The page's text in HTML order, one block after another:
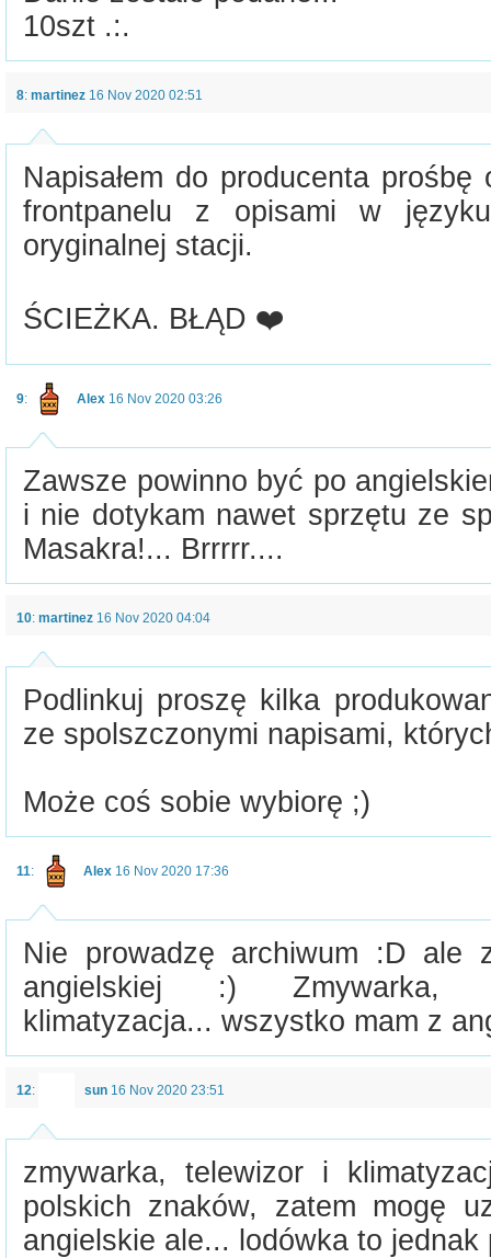
10szt .:.
8: martinez 16 Nov 2020 02:51
Napisałem do producenta
frontpanelu z opisami w
oryginalnej stacji.
ŚCIEŻKA. BŁĄD ❤️
9: Alex 16 Nov 2020 03:26
Zawsze powinno być po
i nie dotykam nawet sprzętu ze
Masakra!... Brrrrr....
10: martinez 16 Nov 2020 04:04
Podlinkuj proszę kilka
ze spolszczonymi napisami,
Może coś sobie wybiorę ;)
11: Alex 16 Nov 2020 17:36
Nie prowadzę archiwum :D ale
angielskiej :) Zmywarka,
klimatyzacja... wszystko mam z
12: sun 16 Nov 2020 23:51
zmywarka, telewizor i
polskich znaków, zatem mogę
angielskie ale... lodówka to jednak